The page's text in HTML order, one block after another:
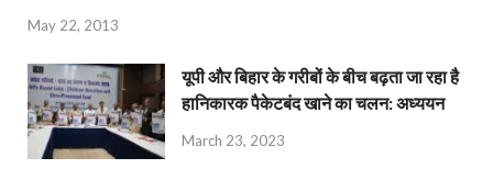
May 22, 2013
यूपी और बिहार के गरीबों के बीच बढ़ता जा रहा है
हानिकारक पैकेटबंद खाने का चलन: अध्ययन
March 23, 2023